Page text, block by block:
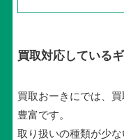
買取対応している
買取おーきにでは、
豊富です。
取り扱いの種類が少